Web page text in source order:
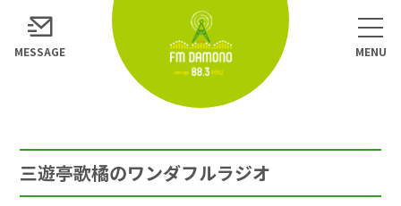
MESSAGE
三遊亭歌橘のワンダフルラジオ